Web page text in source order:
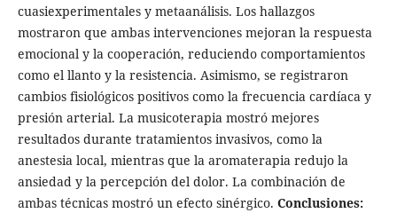
cuasiexperimentales y metaanálisis. Los hallazgos
mostraron que ambas intervenciones mejoran la respuesta
emocional y la cooperación, reduciendo comportamientos
como el llanto y la resistencia. Asimismo, se registraron
cambios fisiológicos positivos como la frecuencia cardíaca y
presión arterial. La musicoterapia mostró mejores
resultados durante tratamientos invasivos, como la
anestesia local, mientras que la aromaterapia redujo la
ansiedad y la percepción del dolor. La combinación de
ambas técnicas mostró un efecto sinérgico. Conclusiones: